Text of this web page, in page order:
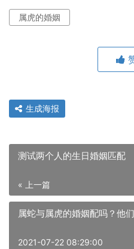
属虎的婚姻
生成海报
测试两个人的生日婚姻匹配
« 上一篇
属蛇与属虎的婚姻配吗？他
2021-07-22 08:29:00